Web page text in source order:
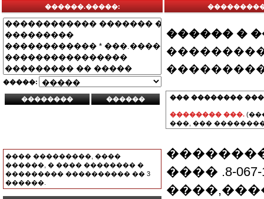
������.�����:
�����:
���� ���������, ����
������, � ���� �������� �
��������� ���������� �� 3
������.
������ �
��� ��������
�������� ���.
���, ���
���� .8-067-